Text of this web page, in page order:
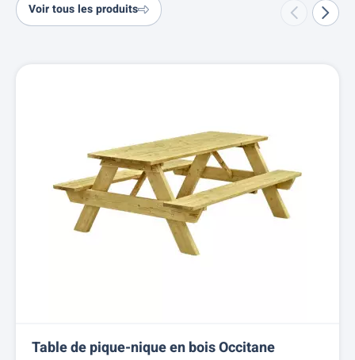
Voir tous les produits
Table de pique-nique en bois Occitane